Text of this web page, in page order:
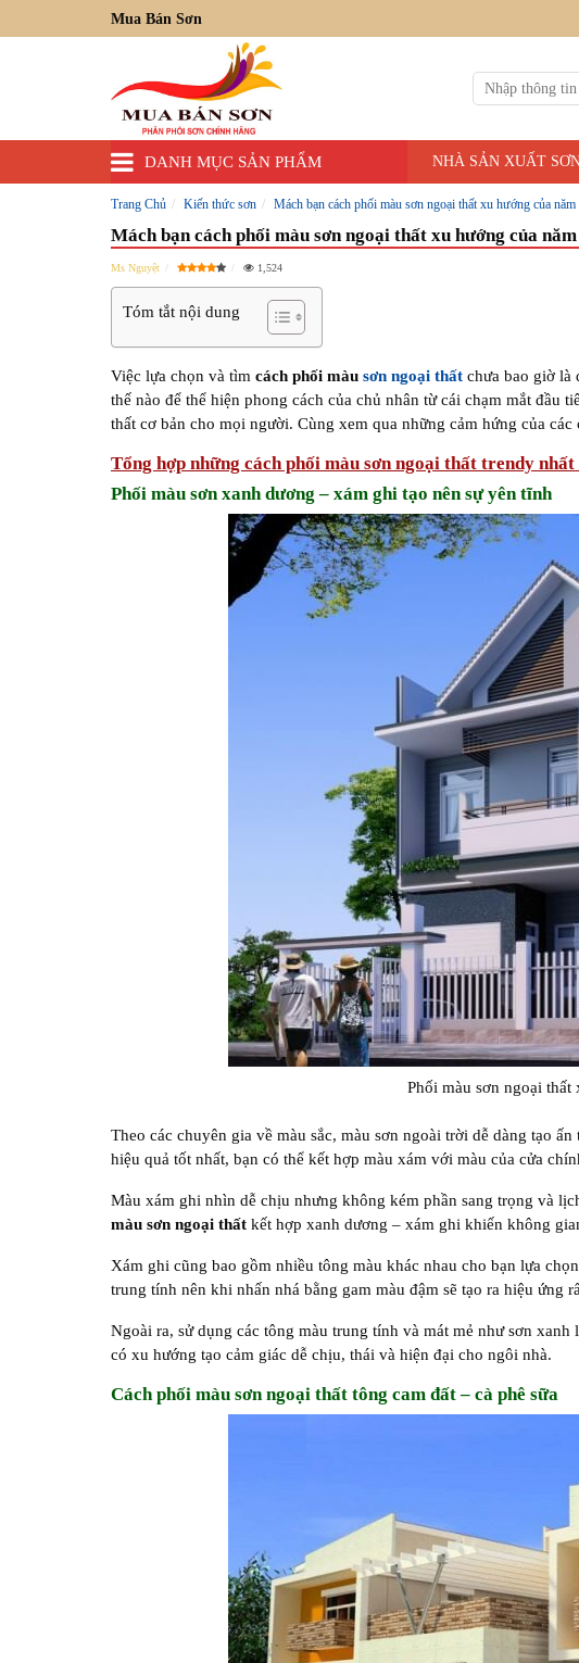
Mua Bán Sơn
DANH MỤC SẢN PHẨM NHÀ SẢN XUẤT
Trang Chủ Kiến thức sơn Mách bạn cách phối màu sơn ngoại thất xu hướng của năm
Mách bạn cách phối màu sơn ngoại thất xu hướng của năm
Ms Nguyệt 1,524
Tóm tắt nội dung
Việc lựa chọn và tìm cách phối màu sơn ngoại thất chưa bao giờ là
thế nào để thể hiện phong cách của chủ nhân từ cái chạm mắt đầu
thất cơ bản cho mọi người. Cùng xem qua những cảm hứng của
Tổng hợp những cách phối màu sơn ngoại thất trendy nhất
Phối màu sơn xanh dương – xám ghi tạo nên sự yên tĩnh
Phối màu sơn ngoại
Theo các chuyên gia về màu sắc, màu sơn ngoài trời dễ dàng tạo
hiệu quả tốt nhất, bạn có thể kết hợp màu xám với màu của cửa
Màu xám ghi nhìn dễ chịu nhưng không kém phần sang trọng và
màu sơn ngoại thất kết hợp xanh dương – xám ghi khiến không
Xám ghi cũng bao gồm nhiều tông màu khác nhau cho bạn lựa
trung tính nên khi nhấn nhá bằng gam màu đậm sẽ tạo ra hiệu ứng
Ngoài ra, sử dụng các tông màu trung tính và mát mẻ như sơn
có xu hướng tạo cảm giác dễ chịu, thái và hiện đại cho ngôi nhà.
Cách phối màu sơn ngoại thất tông cam đất – cà phê sữa